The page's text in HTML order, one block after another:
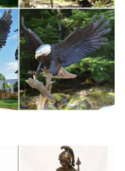
как символ
собаки
в нашем интернет-
себе лучшего друга
можно по приемлемой